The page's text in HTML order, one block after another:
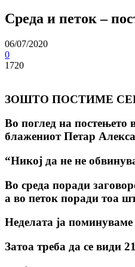
Среда и петок –
06/07/2020
0
1720
ЗОШТО ПОСТИМЕ
Во поглед на постењето
блажениот Петар
“Никој да не не
Во среда поради
а во петок поради тоа
Неделата ја
Затоа треба да се види